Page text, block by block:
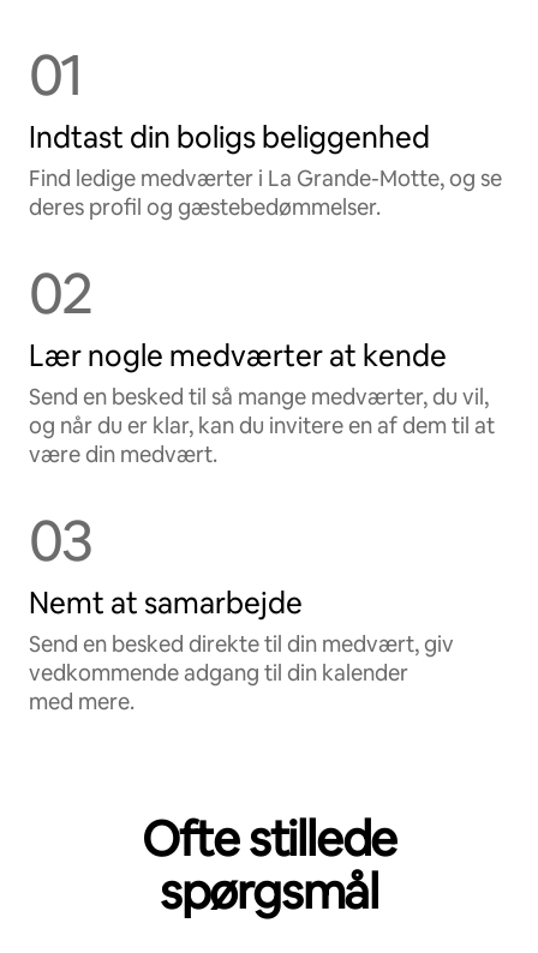
01
Indtast din boligs beliggenhed
Find ledige medværter i La Grande-Motte, og se
deres profil og gæstebedømmelser.
02
Lær nogle medværter at kende
Send en besked til så mange medværter, du vil,
og når du er klar, kan du invitere en af dem til at
være din medvært.
03
Nemt at samarbejde
Send en besked direkte til din medvært, giv
vedkommende adgang til din kalender
med mere.
Ofte stillede
spørgsmål